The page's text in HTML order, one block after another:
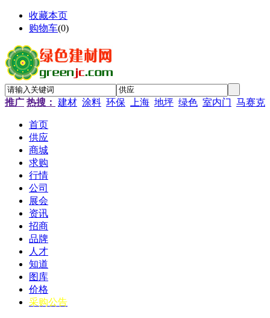
收藏本页
购物车(0)
推广 热搜： 建材 涂料 环保 上海 地坪 绿色 室内门 马赛克
首页
供应
商城
求购
行情
公司
展会
资讯
招商
品牌
人才
知道
图库
价格
采购公告